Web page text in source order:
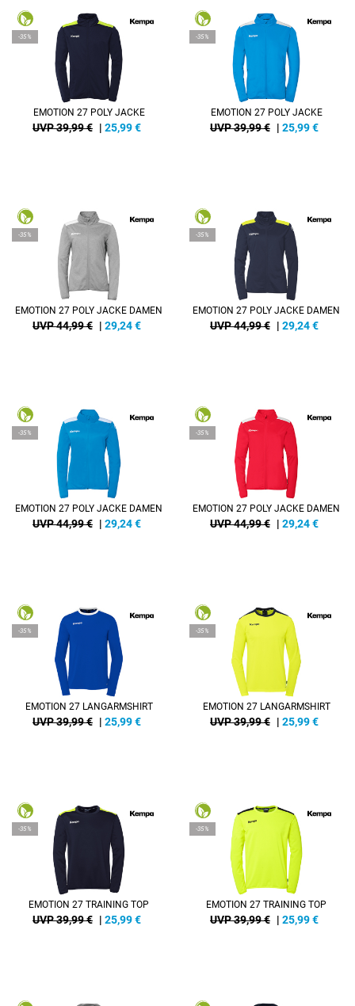
-35%
EMOTION 27 POLY JACKE
UVP 39,99 € | 25,99€
-35%
EMOTION 27 POLY JACKE
UVP 39,99 € | 25,99€
-35%
EMOTION 27 POLY JACKE DAMEN
UVP 44,99 € | 29,24€
-35%
EMOTION 27 POLY JACKE DAMEN
UVP 44,99 € | 29,24€
-35%
EMOTION 27 POLY JACKE DAMEN
UVP 44,99 € | 29,24€
-35%
EMOTION 27 POLY JACKE DAMEN
UVP 44,99 € | 29,24€
-35%
EMOTION 27 LANGARMSHIRT
UVP 39,99 € | 25,99€
-35%
EMOTION 27 LANGARMSHIRT
UVP 39,99 € | 25,99€
-35%
EMOTION 27 TRAINING TOP
UVP 39,99 € | 25,99€
-35%
EMOTION 27 TRAINING TOP
UVP 39,99 € | 25,99€